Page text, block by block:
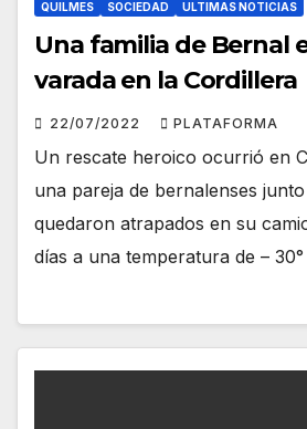
QUILMES SOCIEDAD ULTIMAS NOTICIAS
Una familia de Bernal
varada en la Cordillera
22/07/2022 PLATAFORMA
Un rescate heroico ocurrió en
una pareja de bernalenses
quedaron atrapados en su
días a una temperatura de –